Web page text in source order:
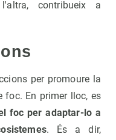
contribueix a
per promoure la
foc. En primer lloc, es
foc per adaptar-lo a
. És a dir,